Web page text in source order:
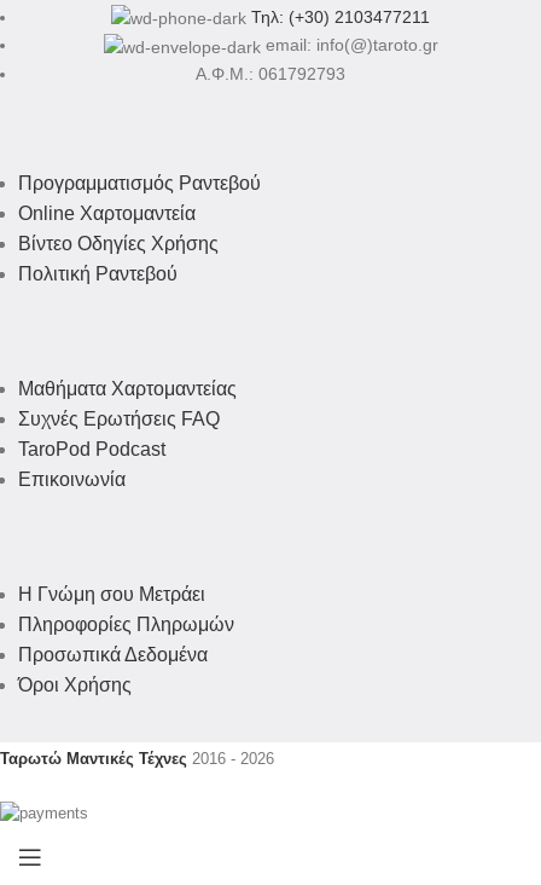
Τηλ: (+30) 2103477211
email: info(@)taroto.gr
Α.Φ.Μ.: 061792793
Προγραμματισμός Ραντεβού
Online Χαρτομαντεία
Βίντεο Οδηγίες Χρήσης
Πολιτική Ραντεβού
Μαθήματα Χαρτομαντείας
Συχνές Ερωτήσεις FAQ
TaroPod Podcast
Επικοινωνία
Η Γνώμη σου Μετράει
Πληροφορίες Πληρωμών
Προσωπικά Δεδομένα
Όροι Χρήσης
Ταρωτώ Μαντικές Τέχνες 2016 - 2026